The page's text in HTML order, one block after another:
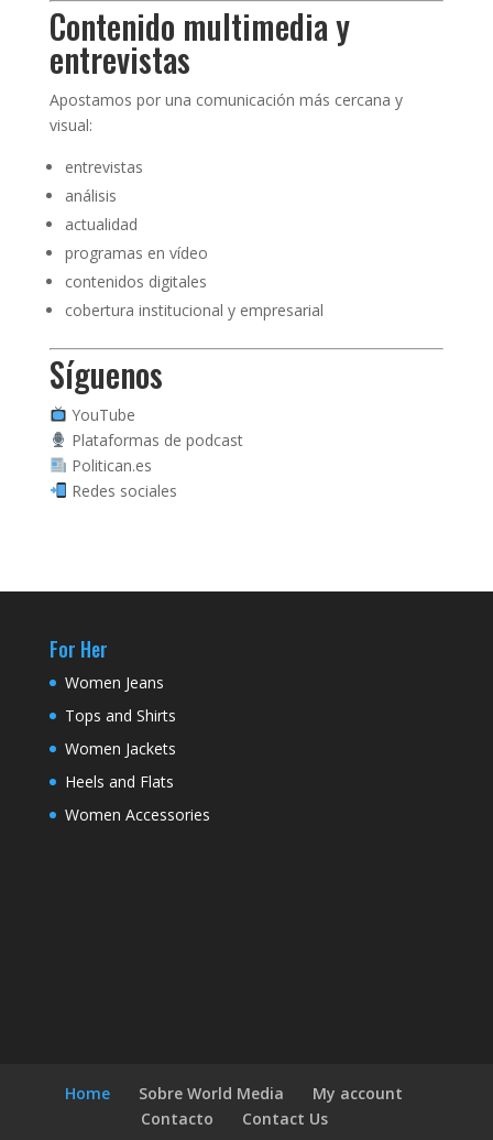
Contenido multimedia y
entrevistas
Apostamos por una comunicación más cercana y
visual:
entrevistas
análisis
actualidad
programas en vídeo
contenidos digitales
cobertura institucional y empresarial
Síguenos
YouTube
Plataformas de podcast
Politican.es
Redes sociales
For Her
Women Jeans
Tops and Shirts
Women Jackets
Heels and Flats
Women Accessories
Home Sobre World Media
My account
Contacto
Contact Us